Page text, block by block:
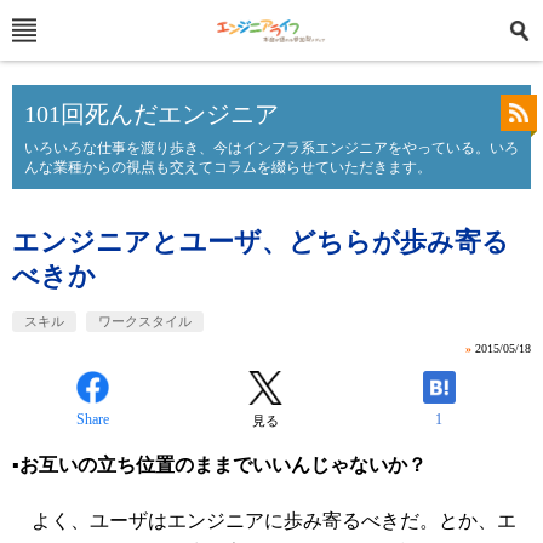
101回死んだエンジニア
いろいろな仕事を渡り歩き、今はインフラ系エンジニアをやっている。いろ
んな業種からの視点も交えてコラムを綴らせていただきます。
エンジニアとユーザ、どちらが歩み寄る
べきか
スキル ワークスタイル
» 2015/05/18
Share 見る 1
▪︎お互いの立ち位置のままでいいんじゃないか？
よく、ユーザはエンジニアに歩み寄るべきだ。とか、エ